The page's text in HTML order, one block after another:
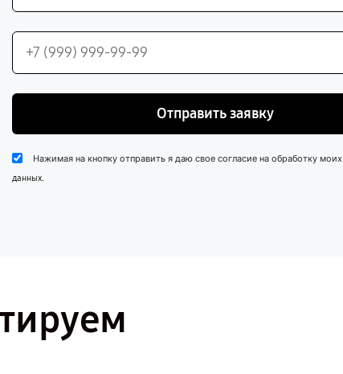
Отправить заявку
Нажимая на кнопку отправить я даю свое согласие на обработку моих
данных.